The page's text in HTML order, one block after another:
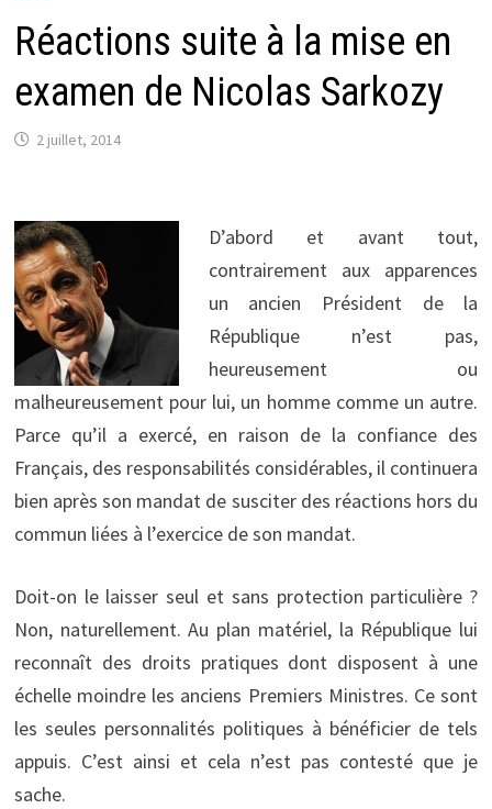
Réactions suite à la mise en
examen de Nicolas Sarkozy
2 juillet, 2014
D’abord et avant tout,
contrairement aux apparences
un ancien Président de la
République n’est pas,
heureusement ou
malheureusement pour lui, un homme comme un autre.
Parce qu’il a exercé, en raison de la confiance des
Français, des responsabilités considérables, il continuera
bien après son mandat de susciter des réactions hors du
commun liées à l’exercice de son mandat.
Doit-on le laisser seul et sans protection particulière ?
Non, naturellement. Au plan matériel, la République lui
reconnaît des droits pratiques dont disposent à une
échelle moindre les anciens Premiers Ministres. Ce sont
les seules personnalités politiques à bénéficier de tels
appuis. C’est ainsi et cela n’est pas contesté que je
sache.